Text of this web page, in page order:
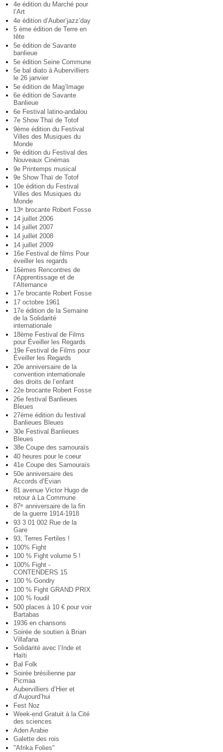
4e édition du Marché pour
l’Art
4e édition d’Auber’jazz’day
5 ème édition de Terre en
tête
5e édition de Savante
banlieue
5e édition Seine Commune
5e bal diato à Aubervilliers
le 26 janvier
5e édition de Mag’Image
6e édition de Savante
Banlieue
6e Festival latino-andalou
7e Show Thaï de Totof
9ème édition du Festival
Villes des Musiques du
Monde
9e édition du Festival des
Nouveaux Cinémas
9e Printemps musical
9e Show Thaï de Totof
10e édition du Festival
Villes des Musiques du
Monde
13e
brocante Robert Fosse
14 juillet 2006
14 juillet 2007
14 juillet 2008
14 juillet 2009
16e Festival de films Pour
éveiller les regards
16èmes Rencontres de
l’Apprentissage et de
l’Alternance
17e brocante Robert Fosse
17 octobre 1961
17e édition de la Semaine
de la Solidarité
internationale
18ème Festival de Films
pour Éveiller les Regards
19e Festival de Films pour
Éveiller les Regards
20e anniversaire de la
convention internationale
des droits de l’enfant
22e brocante Robert Fosse
26e festival Banlieues
Bleues
27ème édition du festival
Banlieues Bleues
30e Festival Banlieues
Bleues
38e Coupe des samouraïs
40 heures pour le coeur
41e Coupe des Samouraïs
50e anniversaire des
Accords d’Evian
81 avenue Victor Hugo de
retour à La Commune
87e anniversaire de la fin
de la guerre 1914-1918
93 3 01 002 Rue de la
Gare
93, Terres Fertiles !
100% Fight
100 % Fight volume 5 !
100% Fight -
CONTENDERS 15
100 % Gondry
100 % Fight GRAND PRIX
100 % foudil
500 places à 10 € pour voir
Bartabas
1936 en chansons
Soirée de soutien à Brian
Villafana
Solidarité avec l’Inde et
Haïti
Bal Folk
Soirée brésilienne par
Picmaa
Aubervilliers d’Hier et
d’Aujourd’hui
Fest Noz
Week-end Gratuit à la Cité
des sciences
Aden Arabie
Galette des rois
"Afrika Folies"